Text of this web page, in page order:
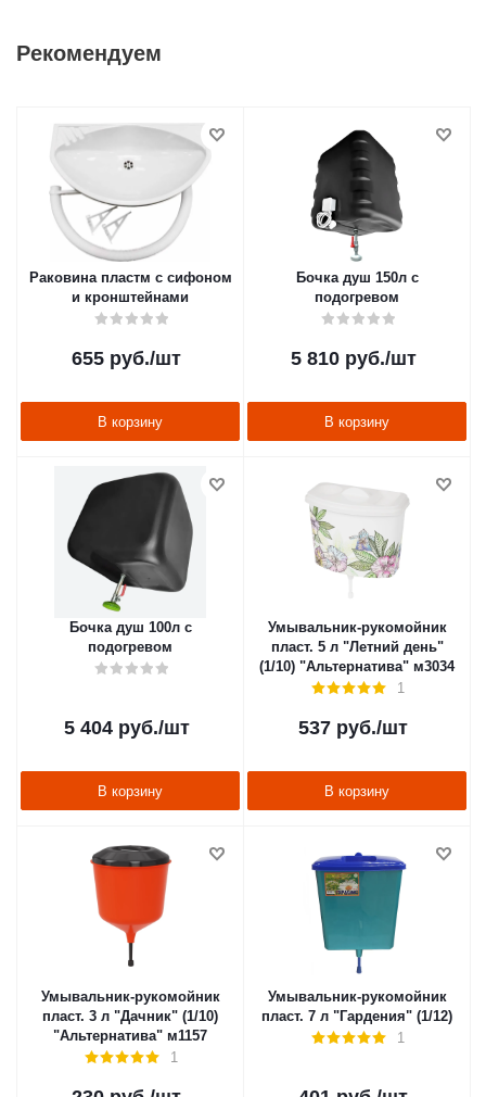
Рекомендуем
Раковина пластм с сифоном
и кронштейнами
655 руб./шт
В корзину
Бочка душ 150л с
подогревом
5 810руб./шт
В корзину
Бочка душ 100л с
подогревом
5 404руб./шт
В корзину
Умывальник-рукомойник
пласт. 5 л "Летний день"
(1/10) "Альтернатива" м3034
1
537 руб./шт
В корзину
Умывальник-рукомойник
пласт. 3 л "Дачник" (1/10)
"Альтернатива" м1157
1
Умывальник-рукомойник
пласт. 7 л "Гардения" (1/12)
1